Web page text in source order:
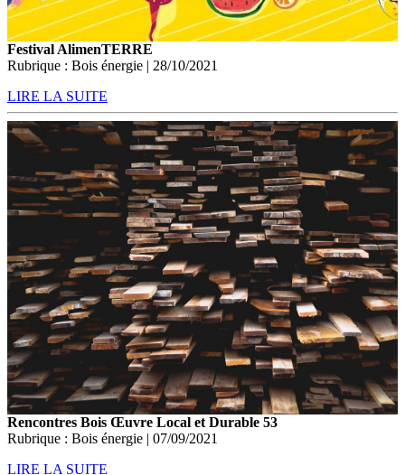
Festival AlimenTERRE
Rubrique : Bois énergie | 28/10/2021
LIRE LA SUITE
Rencontres Bois Œuvre Local et Durable 53
Rubrique : Bois énergie | 07/09/2021
LIRE LA SUITE